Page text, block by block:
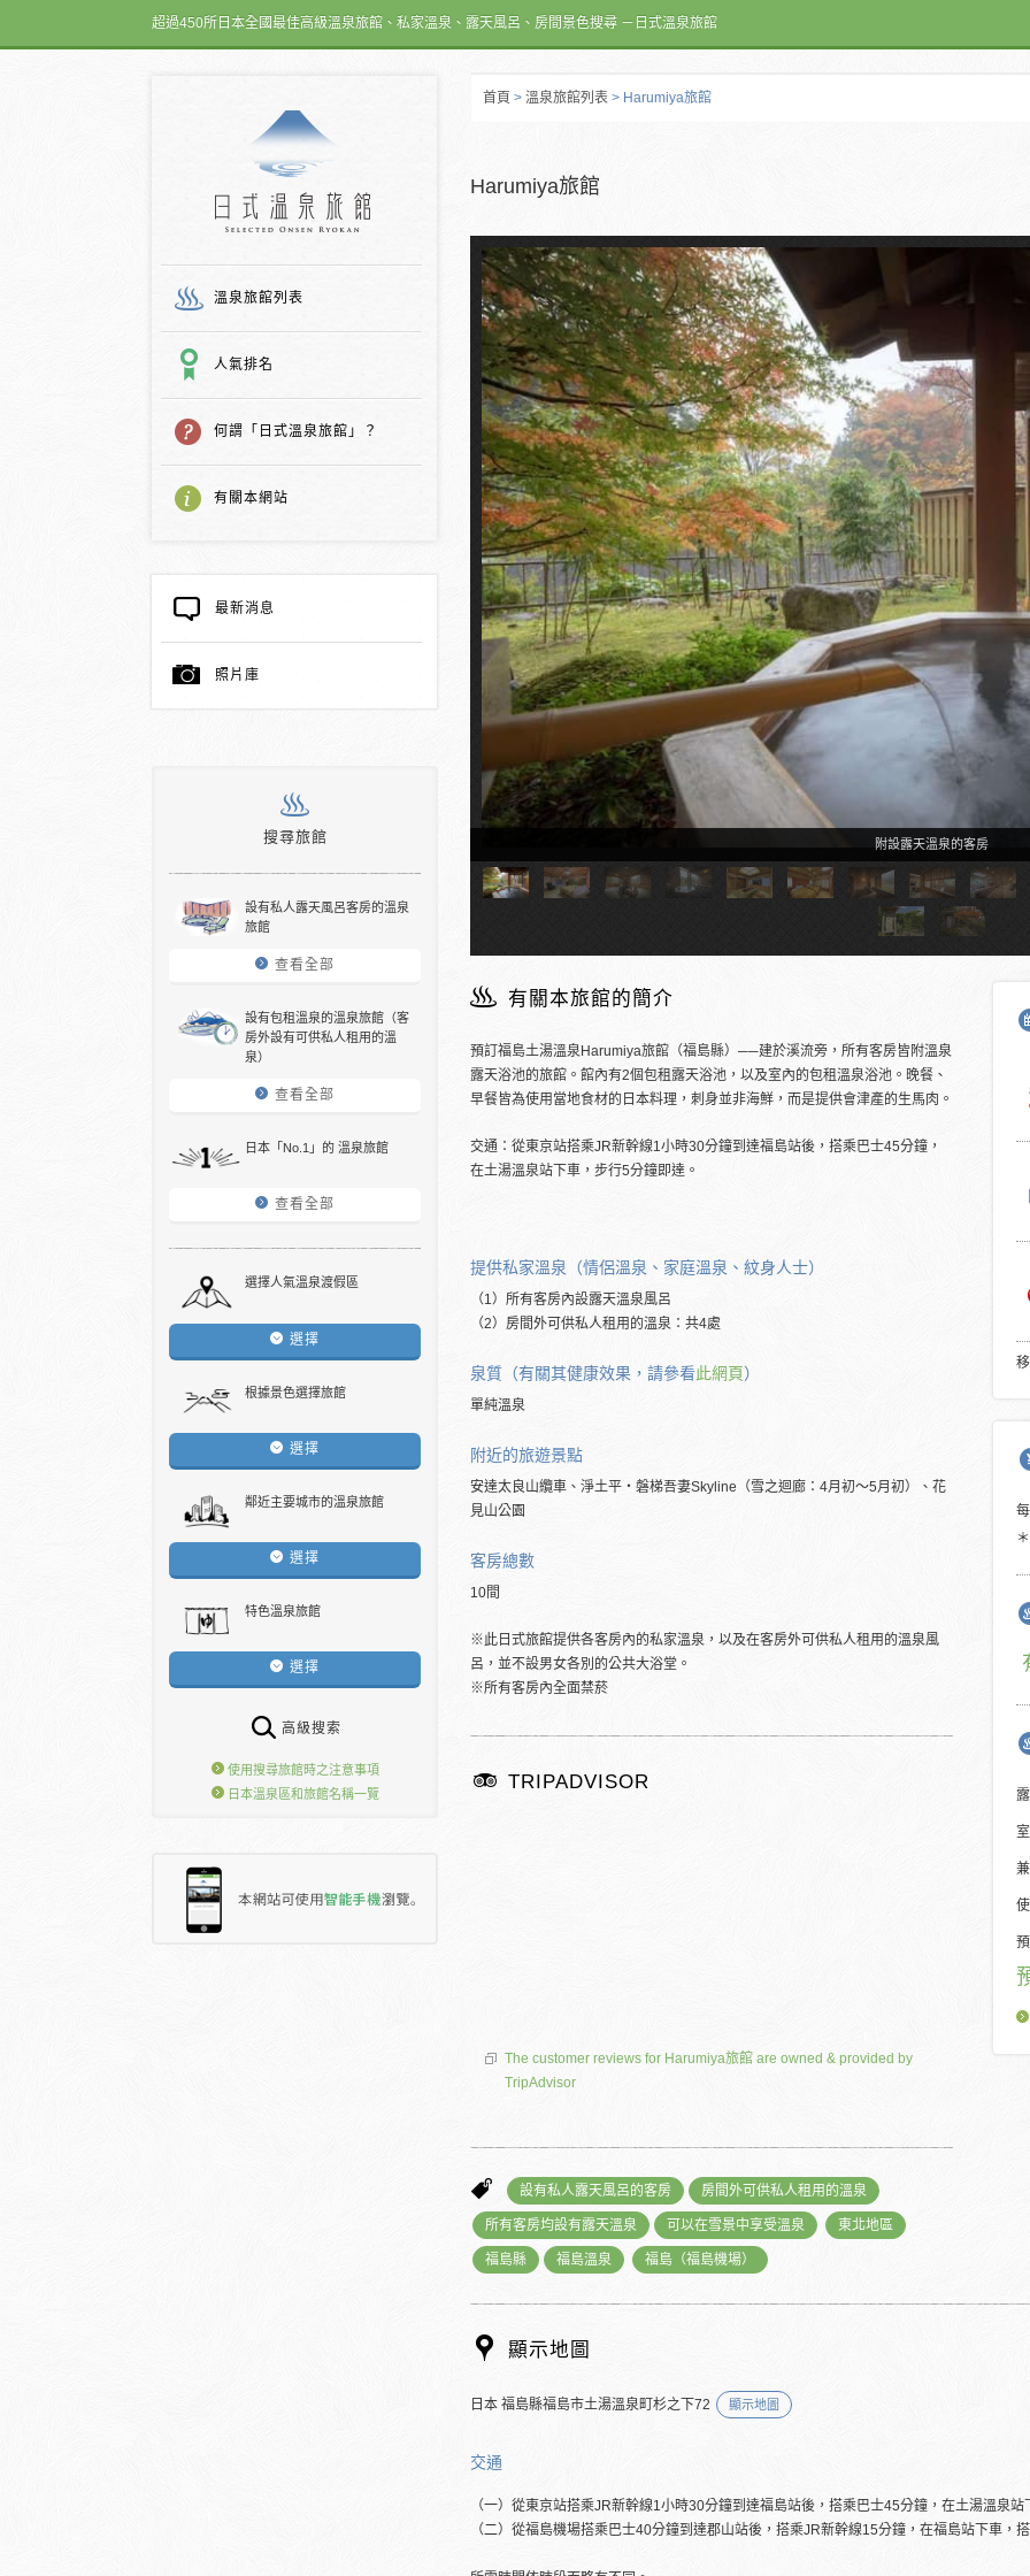
超過450所日本全國最佳高級溫泉旅館、私家溫泉、露天風呂、房間景色搜尋 －日式溫泉旅館
溫泉旅館列表
人氣排名
何謂「日式溫泉旅館」？
有關本網站
最新消息
照片庫
搜尋旅館
設有私人露天風呂客房的溫泉
旅館
查看全部
設有包租溫泉的溫泉旅館（客
房外設有可供私人租用的溫
泉）
查看全部
日本「No.1」的 溫泉旅館
查看全部
選擇人氣溫泉渡假區
選擇
根據景色選擇旅館
選擇
鄰近主要城市的溫泉旅館
選擇
特色溫泉旅館
選擇
高級搜索
使用搜尋旅館時之注意事項
日本溫泉區和旅館名稱一覽
首頁 > 溫泉旅館列表 > Harumiya旅館
Harumiya旅館
附設露天溫泉的客房
有關本旅館的簡介
預訂福島土湯溫泉Harumiya旅館（福島縣）──建於溪流旁，所有客房皆附溫泉
露天浴池的旅館。館內有2個包租露天浴池，以及室內的包租溫泉浴池。晚餐、
早餐皆為使用當地食材的日本料理，刺身並非海鮮，而是提供會津產的生馬肉。
交通：從東京站搭乘JR新幹線1小時30分鐘到達福島站後，搭乘巴士45分鐘，
在土湯溫泉站下車，步行5分鐘即達。
提供私家溫泉（情侶溫泉、家庭溫泉、紋身人士）
（1）所有客房內設露天溫泉風呂
（2）房間外可供私人租用的溫泉：共4處
泉質（有關其健康效果，請參看此網頁）
單純溫泉
附近的旅遊景點
安達太良山纜車、淨土平・磐梯吾妻Skyline（雪之迴廊：4月初～5月初）、花
見山公園
客房總數
10間
※此日式旅館提供各客房內的私家溫泉，以及在客房外可供私人租用的溫泉風
呂，並不設男女各別的公共大浴堂。
※所有客房內全面禁菸
TRIPADVISOR
The customer reviews for Harumiya旅館 are owned & provided by
TripAdvisor
設有私人露天風呂的客房 房間外可供私人租用的溫泉
所有客房均設有露天溫泉 可以在雪景中享受溫泉 東北地區
福島縣 福島溫泉 福島（福島機場）
顯示地圖
日本 福島縣福島市土湯溫泉町杉之下72 顯示地圖
交通
（一）從東京站搭乘JR新幹線1小時30分鐘到達福島站後，搭乘巴士45分鐘，在土湯溫泉
（二）從福島機場搭乘巴士40分鐘到達郡山站後，搭乘JR新幹線15分鐘，在福島站下車，